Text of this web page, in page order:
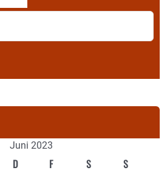
Juni 2023
D F S S